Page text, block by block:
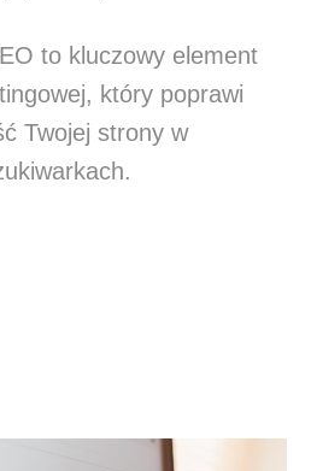
to kluczowy element
który poprawi
Twojej strony w